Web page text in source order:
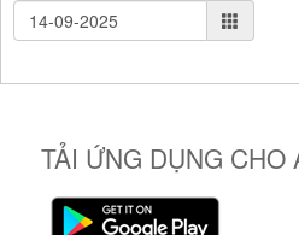
TẢI ỨNG DỤNG CHO